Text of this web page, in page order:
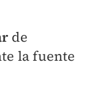
de
la fuente